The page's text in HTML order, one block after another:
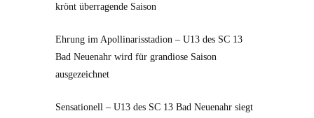
krönt überragende Saison
Ehrung im Apollinarisstadion – U13 des SC 13
Bad Neuenahr wird für grandiose Saison
ausgezeichnet
Sensationell – U13 des SC 13 Bad Neuenahr siegt